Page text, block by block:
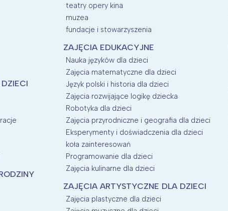
teatry opery kina
muzea
fundacje i stowarzyszenia
ZAJĘCIA EDUKACYJNE
Nauka języków dla dzieci
Zajęcia matematyczne dla dzieci
Język polski i historia dla dzieci
Zajęcia rozwijające logikę dziecka
Robotyka dla dzieci
Zajęcia przyrodniczne i geografia dla dzieci
Eksperymenty i doświadczenia dla dzieci
koła zainteresowań
Programowanie dla dzieci
Zajęcia kulinarne dla dzieci
ZAJĘCIA ARTYSTYCZNE DLA DZIECI
Zajęcia plastyczne dla dzieci